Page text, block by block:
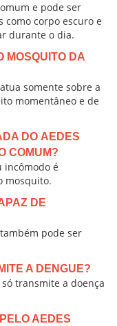
e pode ser
corpo escuro e
durante o dia.
MOSQUITO DA
somente sobre a
momentâneo e de
DO AEDES
COMUM?
incômodo é
mosquito.
DE
pode ser
A DENGUE?
transmite a doença
AEDES